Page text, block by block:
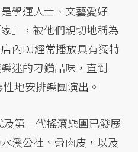
學運人士、文藝愛好
」，被他們親切地稱為
內DJ經常播放具有獨特
迷的刁鑽品味，直到
地安排樂團演出。
第二代搖滾樂團已發展
溪公社、骨肉皮，以及